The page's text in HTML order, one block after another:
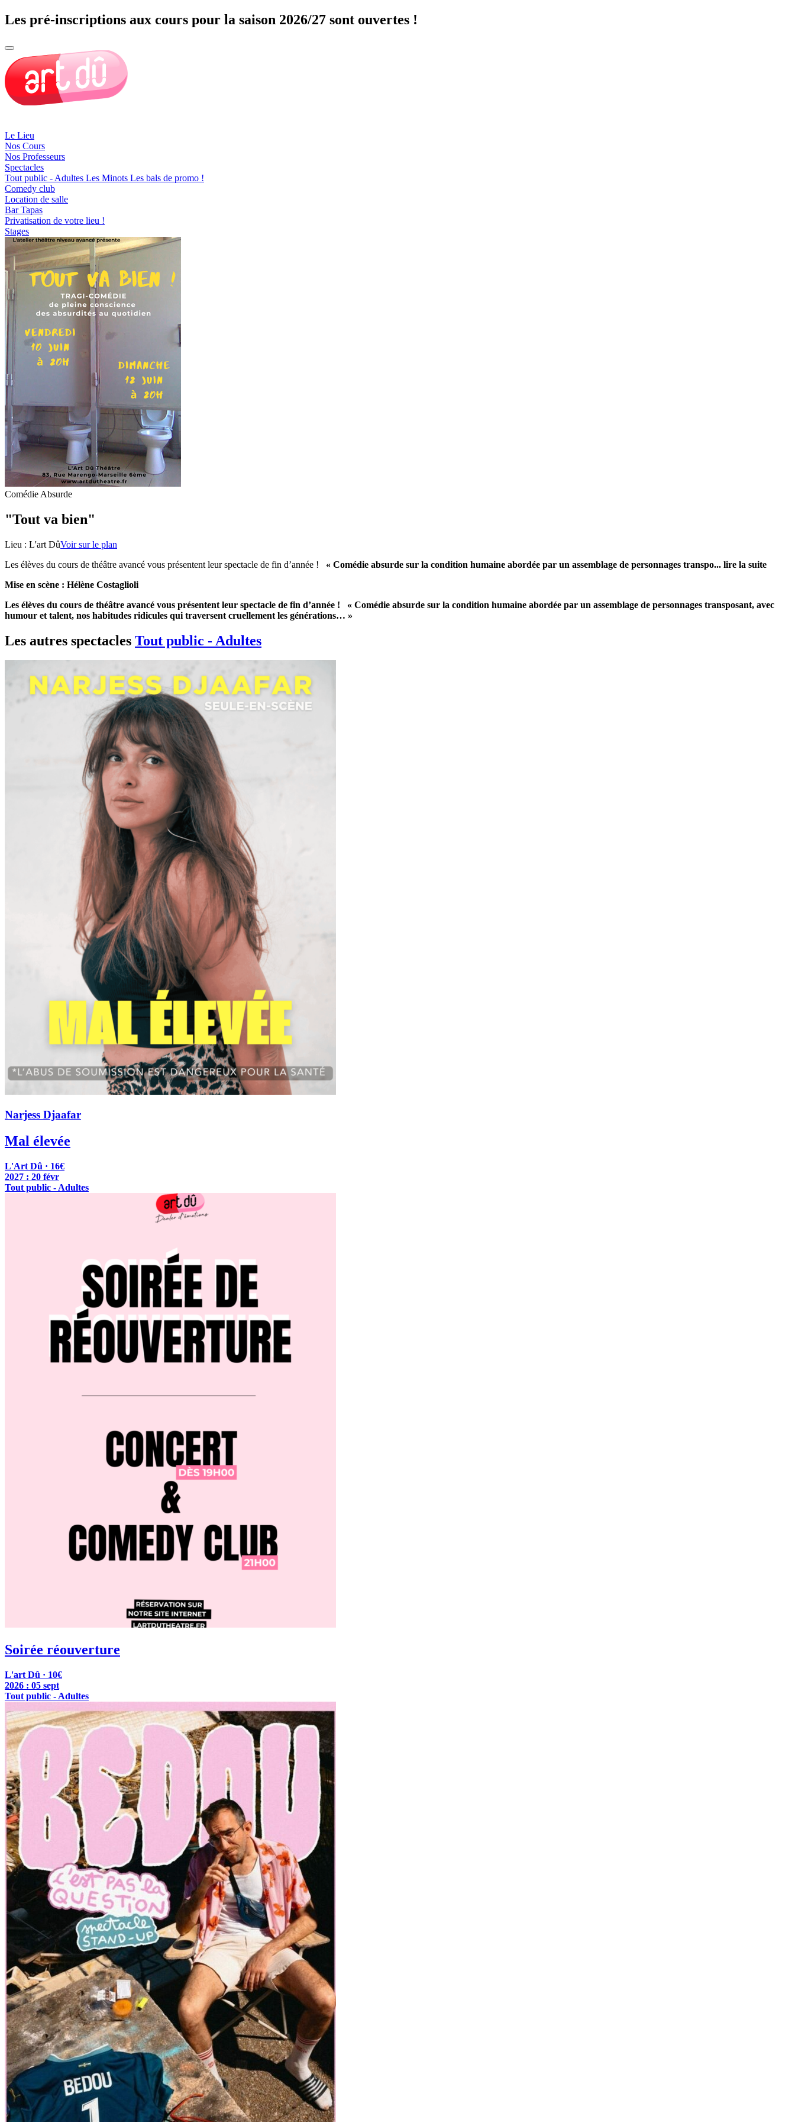
Les pré-inscriptions aux cours pour la saison 2026/27 sont ouvertes !
Le Lieu
Nos Cours
Nos Professeurs
Spectacles
Tout public - Adultes Les Minots Les bals de promo !
Comedy club
Location de salle
Bar Tapas
Privatisation de votre lieu !
Stages
Comédie Absurde
"Tout va bien"
Lieu : L'art DûVoir sur le plan
Les élèves du cours de théâtre avancé vous présentent leur spectacle de fin d’année ! « Comédie absurde sur la condition humaine abordée par un assemblage de personnages transpo... lire la suite
Mise en scène : Hélène Costaglioli
Les élèves du cours de théâtre avancé vous présentent leur spectacle de fin d’année ! « Comédie absurde sur la condition humaine abordée par un assemblage de personnages transposant, avec
humour et talent, nos habitudes ridicules qui traversent cruellement les générations… »
Les autres spectacles Tout public - Adultes
Narjess Djaafar
Mal élevée
L'Art Dû · 16€
2027 : 20 févr
Tout public - Adultes
Soirée réouverture
L'art Dû · 10€
2026 : 05 sept
Tout public - Adultes